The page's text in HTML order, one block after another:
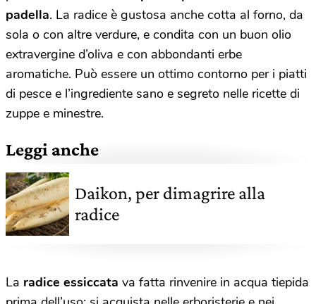
padella. La radice è gustosa anche cotta al forno, da
sola o con altre verdure, e condita con un buon olio
extravergine d’oliva e con abbondanti erbe
aromatiche. Può essere un ottimo contorno per i piatti
di pesce e l’ingrediente sano e segreto nelle ricette di
zuppe e minestre.
Leggi anche
Daikon, per dimagrire alla
radice
La radice essiccata va fatta rinvenire in acqua tiepida